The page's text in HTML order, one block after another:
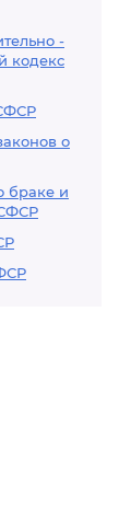
-
кодекс
о
браке и